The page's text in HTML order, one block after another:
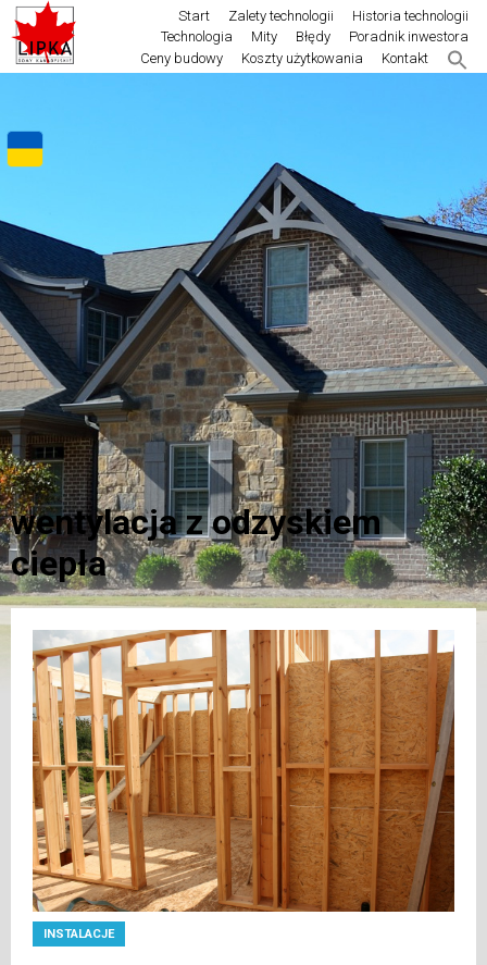
Start Zalety technologii
Historia technologii
Technologia
Mity Błędy
Poradnik inwestora
Ceny budowy
Koszty użytkowania Kontakt
wentylacja z odzyskiem
ciepła
INSTALACJE